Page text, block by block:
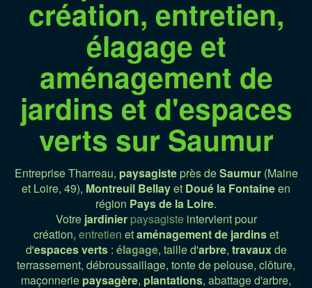
création, entretien,
élagage et
aménagement de
jardins et d'espaces
verts sur Saumur
Entreprise Tharreau, paysagisteprès deSaumur(Maine
et Loire, 49), Montreuil Bellayet Doué la Fontaineen
région Pays de la Loire.
Votre jardinier paysagisteintervient pour
création, entretien etaménagementde jardinset
d'espaces verts: élagage, taille d'arbre, travauxde
terrassement, débroussaillage, tonte de pelouse, clôture,
maçonnerie paysagère, plantations, abattage d'arbre,